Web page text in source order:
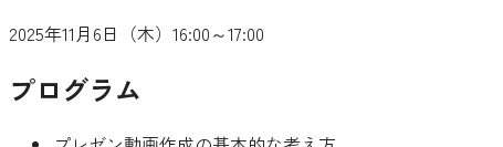
2025年11月6日（木）16:00～17:00
プログラム